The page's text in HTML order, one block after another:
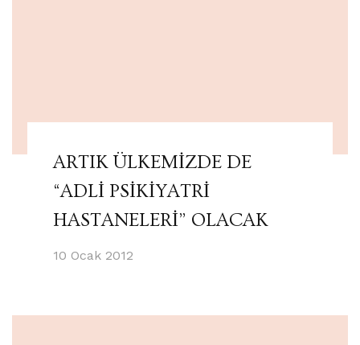
ARTIK ÜLKEMİZDE DE
“ADLİ PSİKİYATRİ
HASTANELERİ” OLACAK
10 Ocak 2012